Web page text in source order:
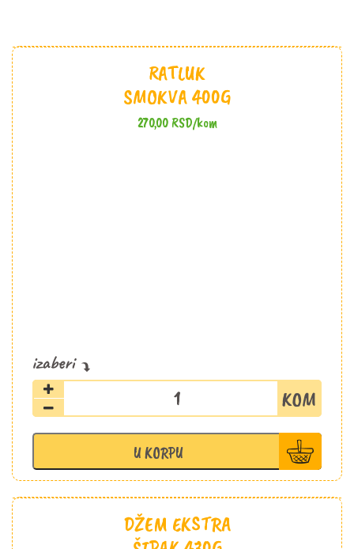
RATLUK
SMOKVA 400G
270,00RSD/kom
Ratluk
smokva
količina
U KORPU
DŽEM EKSTRA